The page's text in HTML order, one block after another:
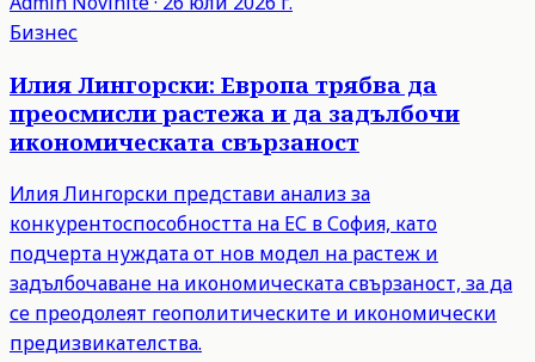
Бизнес
Илия Лингорски: Европа трябва да
преосмисли растежа и да задълбочи
икономическата свързаност
Илия Лингорски представи анализ за
конкурентоспособността на ЕС в София, като
подчерта нуждата от нов модел на растеж и
задълбочаване на икономическата свързаност, за да
се преодолеят геополитическите и икономически
предизвикателства.